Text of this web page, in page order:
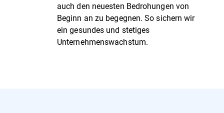
auch den neuesten Bedrohungen von
Beginn an zu begegnen. So sichern wir
ein gesundes und stetiges
Unternehmenswachstum.